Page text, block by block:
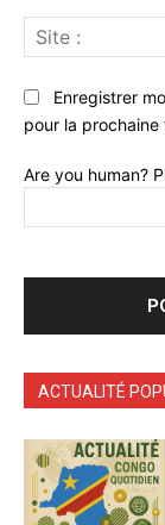
Enregistrer
pour la
Are you human?
ACTUALITÉ